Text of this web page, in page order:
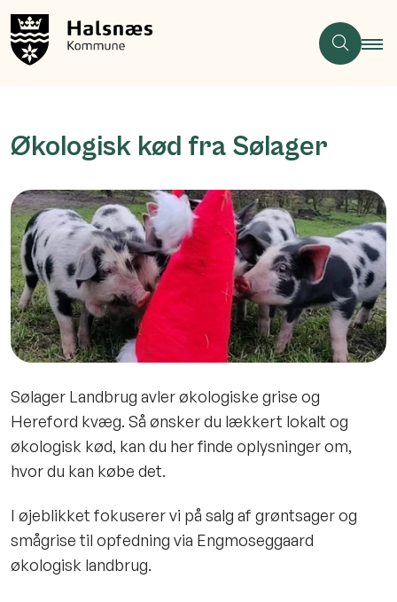
Økologisk kød fra Sølager
Sølager Landbrug avler økologiske grise og
Hereford kvæg. Så ønsker du lækkert lokalt og
økologisk kød, kan du her finde oplysninger om,
hvor du kan købe det.
I øjeblikket fokuserer vi på salg af grøntsager og
smågrise til opfedning via Engmoseggaard
økologisk landbrug.